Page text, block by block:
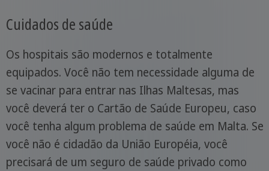
Cuidados de saúde
Os hospitais são modernos e totalmente
equipados. Você não tem necessidade alguma de
se vacinar para entrar nas Ilhas Maltesas, mas
você deverá ter o Cartão de Saúde Europeu, caso
você tenha algum problema de saúde em Malta. Se
você não é cidadão da União Européia, você
precisará de um seguro de saúde privado como